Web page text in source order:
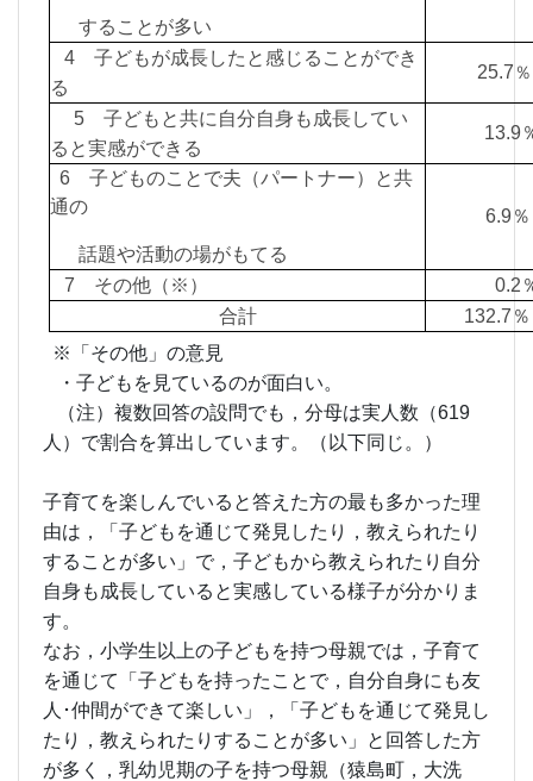
することが多い
4 子どもが成長したと感じることができ
る
25.7
5 子どもと共に自分自身も成長してい
ると実感ができる
13.9
6 子どものことで夫（パートナー）と共
通の
話題や活動の場がもてる
6.9
7 その他（※）
0.2
合計
132.7
※「その他」の意見
・子どもを見ているのが面白い。
（注）複数回答の設問でも，分母は実人数（619
人）で割合を算出しています。（以下同じ。）
子育てを楽しんでいると答えた方の最も多かった理
由は，「子どもを通じて発見したり，教えられたり
することが多い」で，子どもから教えられたり自分
自身も成長していると実感している様子が分かりま
す。
なお，小学生以上の子どもを持つ母親では，子育て
を通じて「子どもを持ったことで，自分自身にも友
人･仲間ができて楽しい」，「子どもを通じて発見し
たり，教えられたりすることが多い」と回答した方
が多く，乳幼児期の子を持つ母親（猿島町，大洗